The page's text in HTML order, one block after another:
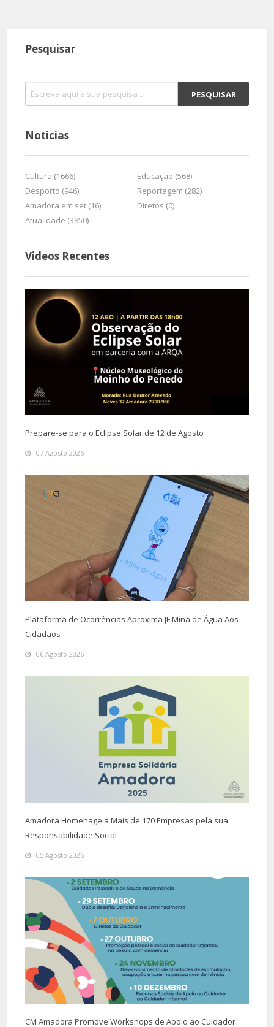
Pesquisar
Noticias
Cultura (1666)
Educação (568)
Desporto (946)
Reportagem (282)
Amadora em set (16)
Diretos (0)
Atualidade (3850)
Videos Recentes
Prepare-se para o Eclipse Solar de 12 de Agosto
07 Agosto 2026
Plataforma de Ocorrências Aproxima JF Mina de Água Aos
Cidadãos
06 Agosto 2026
Amadora Homenageia Mais de 170 Empresas pela sua
Responsabilidade Social
05 Agosto 2026
CM Amadora Promove Workshops de Apoio ao Cuidador